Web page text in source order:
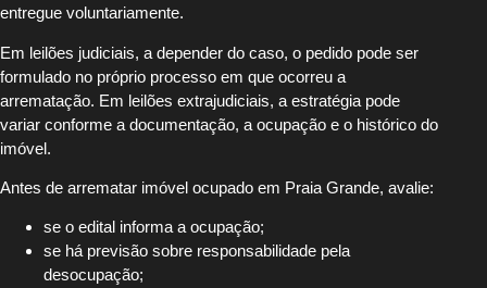
entregue voluntariamente.
Em leilões judiciais, a depender do caso, o pedido pode ser
formulado no próprio processo em que ocorreu a
arrematação. Em leilões extrajudiciais, a estratégia pode
variar conforme a documentação, a ocupação e o histórico do
imóvel.
Antes de arrematar imóvel ocupado em Praia Grande, avalie:
se o edital informa a ocupação;
se há previsão sobre responsabilidade pela
desocupação;